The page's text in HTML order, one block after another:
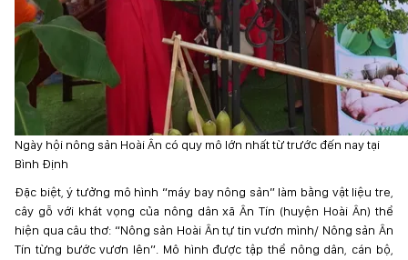
Ngày hội nông sản Hoài Ân có quy mô lớn nhất từ trước đến nay tại
Bình Định
Đặc biệt, ý tưởng mô hình “máy bay nông sản” làm bằng vật liệu tre,
cây gỗ với khát vọng của nông dân xã Ân Tín (huyện Hoài Ân) thể
hiện qua câu thơ: “Nông sản Hoài Ân tự tin vươn mình/ Nông sản Ân
Tín từng bước vươn lên”. Mô hình được tập thể nông dân, cán bộ,